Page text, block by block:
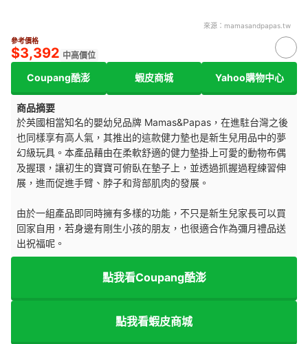
來源： mamasandpapas.tw
參考價格
$3,392 中高價位
Coupang酷澎 蝦皮商城 Yahoo購物中心
商品摘要
於英國相當知名的嬰幼兒品牌 Mamas&Papas，在進駐台灣之後
也同樣享有高人氣，其推出的這款健力墊也是新生兒用品中的夢
幻級玩具。本產品藉由在柔軟舒適的健力墊掛上可愛的動物布偶
及握環，讓初生的寶寶可俯臥在墊子上，並透過抓握過程練習伸
展，進而促進手臂、脖子和背部肌肉的發展。
由於一組產品即同時擁有多樣的功能，不只是新生兒家長可以買
回家自用，若身邊有剛生小孩的朋友，也很適合作為彌月禮品送
出祝福呢。
點我看Coupang酷澎
點我看蝦皮商城